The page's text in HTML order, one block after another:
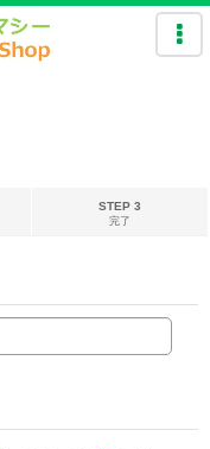
STEP 3
完了